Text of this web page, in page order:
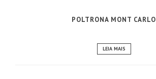
POLTRONA MONT CARLO
LEIA MAIS